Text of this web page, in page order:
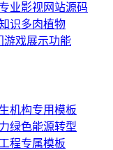
业影视网站源码
识多肉植物
游戏展示功能
机构专用模板
绿色能源转型
程专属模板